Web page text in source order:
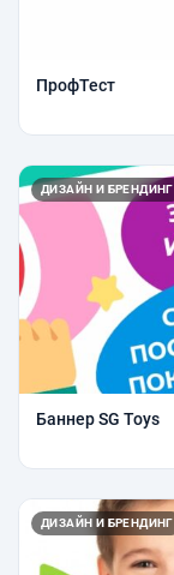
ПрофТест
ДИЗАЙН И БРЕНДИНГ
Баннер SG Toys
ДИЗАЙН И БРЕНДИНГ